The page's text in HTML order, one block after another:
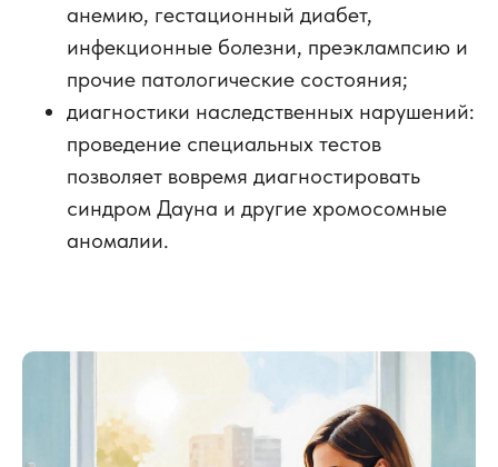
анемию, гестационный диабет,
инфекционные болезни, преэклампсию и
прочие патологические состояния;
диагностики наследственных нарушений:
проведение специальных тестов
позволяет вовремя диагностировать
синдром Дауна и другие хромосомные
аномалии.